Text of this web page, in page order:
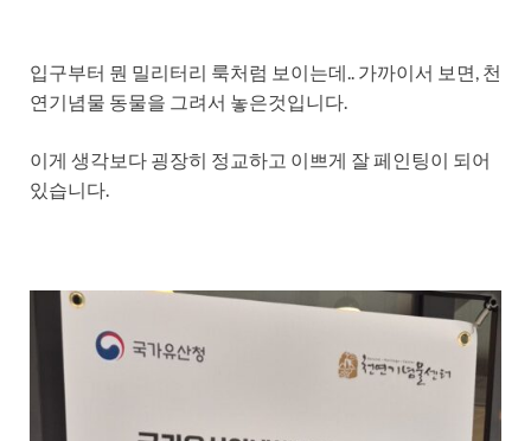
입구부터 뭔 밀리터리 룩처럼 보이는데.. 가까이서 보면, 천
연기념물 동물을 그려서 놓은것입니다.
이게 생각보다 굉장히 정교하고 이쁘게 잘 페인팅이 되어
있습니다.